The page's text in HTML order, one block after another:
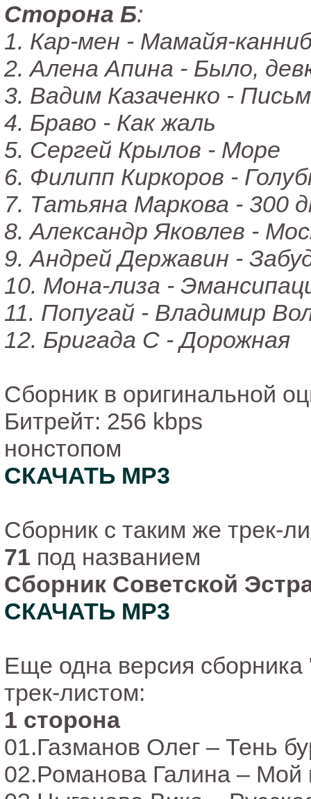
Сторона Б:
1. Кар-мен - Мамайя-
2. Алена Апина - Было,
3. Вадим Казаченко -
4. Браво - Как жаль
5. Сергей Крылов - Море
6. Филипп Киркоров -
7. Татьяна Маркова - 300
8. Александр Яковлев -
9. Андрей Державин -
10. Мона-лиза -
11. Попугай - Владимир
12. Бригада С - Дорожная
Сборник в оригинальной
Битрейт: 256 kbps
нонстопом
СКАЧАТЬ MP3
Сборник с таким же трек-
71 под названием
Сборник Советской
СКАЧАТЬ MP3
Еще одна версия
трек-листом:
1 сторона
01.Газманов Олег – Тень
02.Романова Галина – Мой